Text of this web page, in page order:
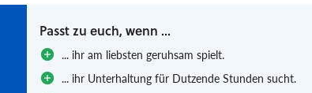
Passt zu euch, wenn ...
... ihr am liebsten geruhsam spielt.
... ihr Unterhaltung für Dutzende Stunden sucht.